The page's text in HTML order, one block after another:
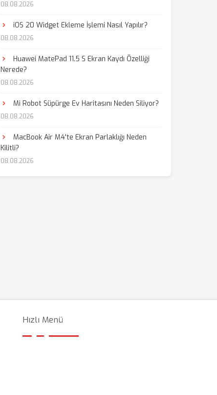
08.08.2026
iOS 20 Widget Ekleme İşlemi Nasıl Yapılır?
08.08.2026
Huawei MatePad 11.5 S Ekran Kaydı Özelliği
Nerede?
08.08.2026
Mi Robot Süpürge Ev Haritasını Neden Siliyor?
08.08.2026
MacBook Air M4'te Ekran Parlaklığı Neden
Kilitli?
08.08.2026
Hızlı Menü